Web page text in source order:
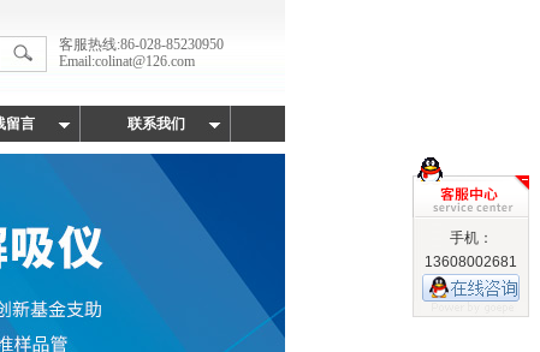
客服热线:86-028-85230950
Email:colinat@126.com
留言 联系我们
手机：
13608002681